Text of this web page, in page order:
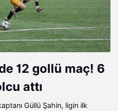
12 gollü maç! 6
attı
Güllü Şahin, ligin ilk